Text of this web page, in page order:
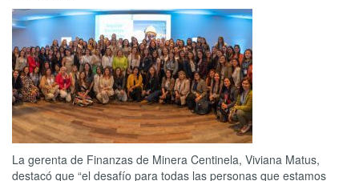
La gerenta de Finanzas de Minera Centinela, Viviana Matus,
destacó que “el desafío para todas las personas que estamos